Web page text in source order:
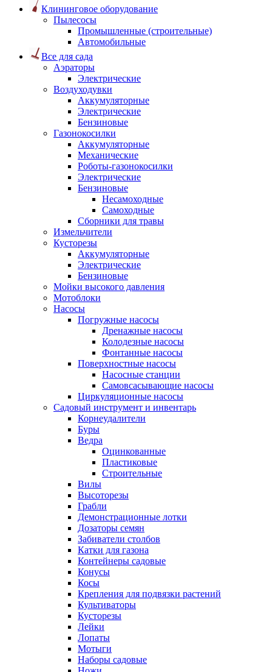
Клининговое оборудование
Пылесосы
Промышленные (строительные)
Автомобильные
Все для сада
Аэраторы
Электрические
Воздуходувки
Аккумуляторные
Электрические
Бензиновые
Газонокосилки
Аккумуляторные
Механические
Роботы-газонокосилки
Электрические
Бензиновые
Несамоходные
Самоходные
Сборники для травы
Измельчители
Кусторезы
Аккумуляторные
Электрические
Бензиновые
Мойки высокого давления
Мотоблоки
Насосы
Погружные насосы
Дренажные насосы
Колодезные насосы
Фонтанные насосы
Поверхностные насосы
Насосные станции
Самовсасывающие насосы
Циркуляционные насосы
Садовый инструмент и инвентарь
Корнеудалители
Буры
Ведра
Оцинкованные
Пластиковые
Строительные
Вилы
Высоторезы
Грабли
Демонстрационные лотки
Дозаторы семян
Забиватели столбов
Катки для газона
Контейнеры садовые
Конусы
Косы
Крепления для подвязки растений
Культиваторы
Кусторезы
Лейки
Лопаты
Мотыги
Наборы садовые